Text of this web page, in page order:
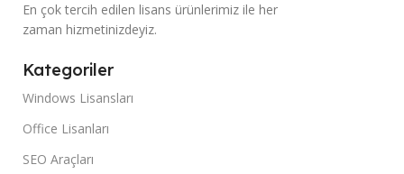
En çok tercih edilen lisans ürünlerimiz ile her
zaman hizmetinizdeyiz.
Kategoriler
Windows Lisansları
Office Lisanları
SEO Araçları